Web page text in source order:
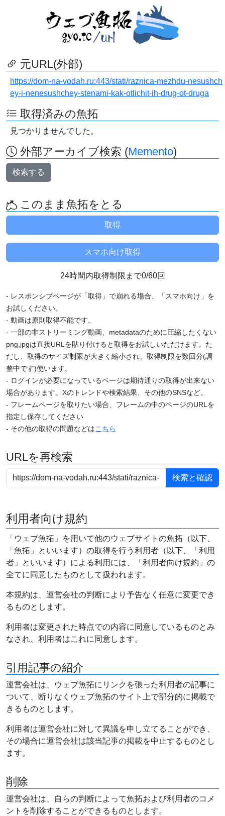
元URL(外部)
https://dom-na-vodah.ru:443/stati/raznica-mezhdu-nesushch
ey-i-nenesushchey-stenami-kak-otlichit-ih-drug-ot-druga
取得済みの魚拓
見つかりませんでした。
外部アーカイブ検索 (Memento)
検索する
このまま魚拓をとる
24時間内取得制限まで0/60回
- レスポンシブページが「取得」で崩れる場合、「スマホ向け」を
お試しください。
- 動画は原則取得不能です。
- 一部の非ストリーミング動画、metadataのために圧縮したくない
png,jpgは直接URLを貼り付けると取得をお試しいただけます。た
だし、取得のサイズ制限が大きく縮小され、取得制限を数回分(調
整中です)使います。
- ログインが必要になっているページは期待通りの取得が出来ない
場合があります。Xのトレンドや検索結果、その他のSNSなど。
- フレームページを取りたい場合、フレームの中のページのURLを
指定し保存してください
- その他の取得の問題などはこちら
URLを再検索
利用者向け規約
「ウェブ魚拓」を用いて他のウェブサイトの魚拓（以下、
「魚拓」といいます）の取得を行う利用者（以下、「利用
者」といいます）による利用には、「利用者向け規約」の
全てに同意したものとして扱われます。
本規約は、運営会社の判断により予告なく任意に変更でき
るものとします。
利用者は変更された時点での内容に同意しているものとみ
なされ、利用者はこれに同意します。
引用記事の紹介
運営会社は、ウェブ魚拓にリンクを張った利用者の記事に
ついて、断りなくウェブ魚拓のサイト上で部分的に掲載で
きるものとします。
利用者は運営会社に対して異議を申し立てることができ、
その場合に運営会社は該当記事の掲載を中止するものとし
ます。
削除
運営会社は、自らの判断によって魚拓および利用者のコメ
ントを削除することができるものとします。